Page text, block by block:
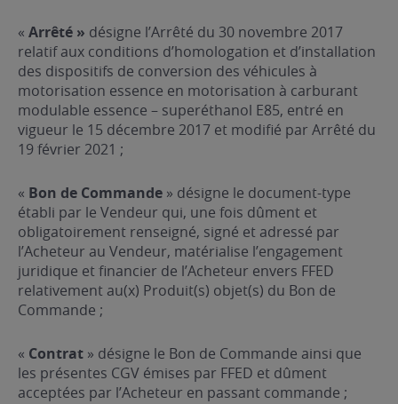
« Arrêté » désigne l’Arrêté du 30 novembre 2017
relatif aux conditions d’homologation et d’installation
des dispositifs de conversion des véhicules à
motorisation essence en motorisation à carburant
modulable essence – superéthanol E85, entré en
vigueur le 15 décembre 2017 et modifié par Arrêté du
19 février 2021 ;
« Bon de Commande » désigne le document-type
établi par le Vendeur qui, une fois dûment et
obligatoirement renseigné, signé et adressé par
l’Acheteur au Vendeur, matérialise l’engagement
juridique et financier de l’Acheteur envers FFED
relativement au(x) Produit(s) objet(s) du Bon de
Commande ;
« Contrat » désigne le Bon de Commande ainsi que
les présentes CGV émises par FFED et dûment
acceptées par l’Acheteur en passant commande ;